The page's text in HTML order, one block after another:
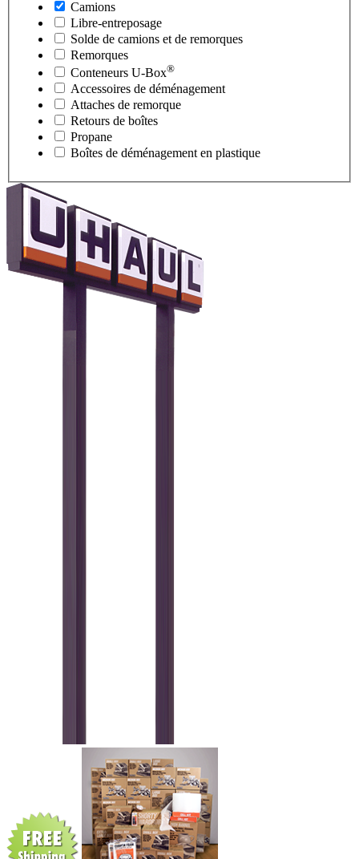
Camions
Libre-entreposage
Solde de camions et de remorques
Remorques
Conteneurs U-Box®
Accessoires de déménagement
Attaches de remorque
Retours de boîtes
Propane
Boîtes de déménagement en plastique